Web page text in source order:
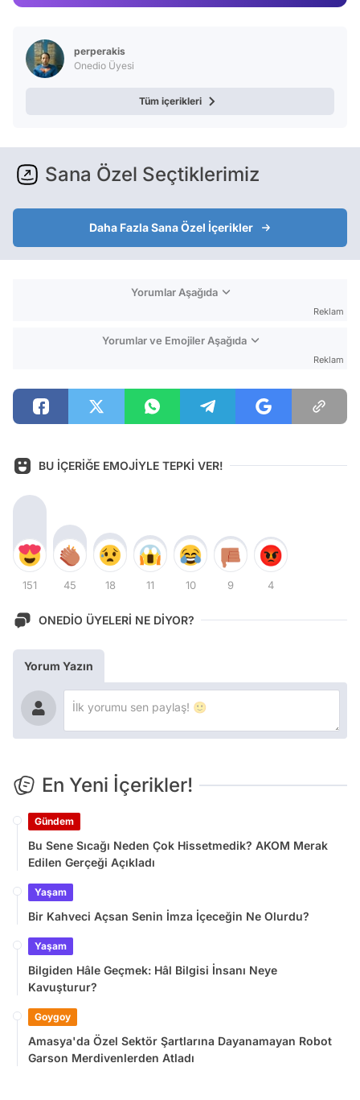
perperakis
Onedio Üyesi
Tüm içerikleri
Sana Özel Seçtiklerimiz
Daha Fazla Sana Özel İçerikler
Yorumlar Aşağıda
Reklam
Yorumlar ve Emojiler Aşağıda
Reklam
BU İÇERİĞE EMOJİYLE TEPKİ VER!
151 45 18 11 10 9 4
ONEDİO ÜYELERİ NE DİYOR?
Yorum Yazın
En Yeni İçerikler!
Gündem
Bu Sene Sıcağı Neden Çok Hissetmedik? AKOM Merak
Edilen Gerçeği Açıkladı
Yaşam
Bir Kahveci Açsan Senin İmza İçeceğin Ne Olurdu?
Yaşam
Bilgiden Hâle Geçmek: Hâl Bilgisi İnsanı Neye
Kavuşturur?
Goygoy
Amasya'da Özel Sektör Şartlarına Dayanamayan Robot
Garson Merdivenlerden Atladı